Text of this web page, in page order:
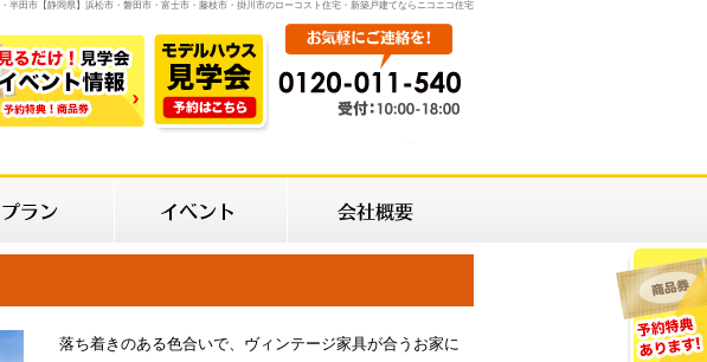
・半田市【静岡県】浜松市・磐田市・富士市・藤枝市・掛川市のローコスト住宅・新築戸建てならニコニコ住宅
落ち着きのある色合いで、ヴィンテージ家具が合うお家に